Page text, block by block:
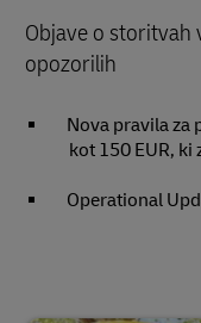
Objave o storitvah
opozorilih
Nova pravila za
kot 150 EUR,
Operational